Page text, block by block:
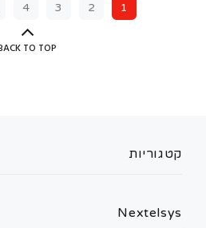
1
2
3
4
TO TOP
קטגוריות
Nextelsys